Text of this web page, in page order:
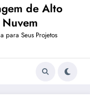
de Alto
para Seus Projetos